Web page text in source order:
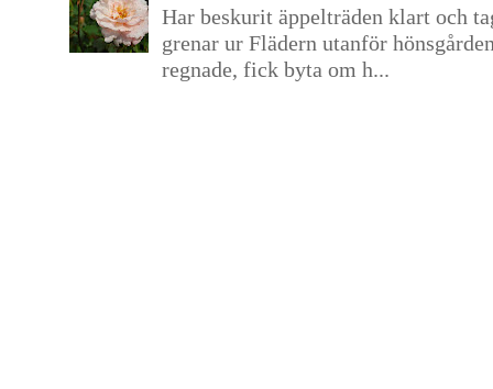
Har beskurit äppelträden klart och
grenar ur Flädern utanför
regnade, fick byta om h...